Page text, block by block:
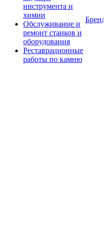
инструмента и
химии
Обслуживание и
ремонт станков и
оборудования
Реставрационные
работы по камню